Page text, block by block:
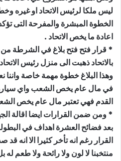
ليس ملكا لرئيس الاتحاد او غيره
الخطوة المبشرة والمفرحة التى
اعادة ما يخص الاتحاد .
* قرار فتح فتح بلاغ في الشرطة
بالاتحاد ذهبت الى منزل رئيس
وهذا البلاغ خطوة مهمة خاصة واننا
في مال عام يخص الشعب واي سيارة
القدم فهي تعتبر مال عام يخص
* ومن ضمن القرارات ايضا اقالة
بعد فضائح العشرة اهداف في
القرار رغم انه تأخر كثيرا الا انه
منتخبنا لا لون ولا رائحة ولا طعم